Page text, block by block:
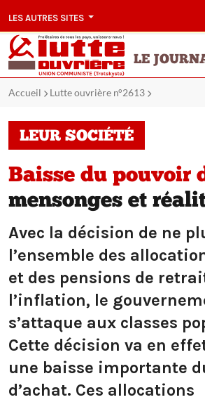
LES AUTRES SITES
LE
Accueil Lutte ouvrière n°2613
LEUR SOCIÉTÉ
Baisse du pouvoir
mensonges et
Avec la décision de ne
l’ensemble des
et des pensions de
l’inflation, le
s’attaque aux classes
Cette décision va en
une baisse importante
d’achat. Ces allocations